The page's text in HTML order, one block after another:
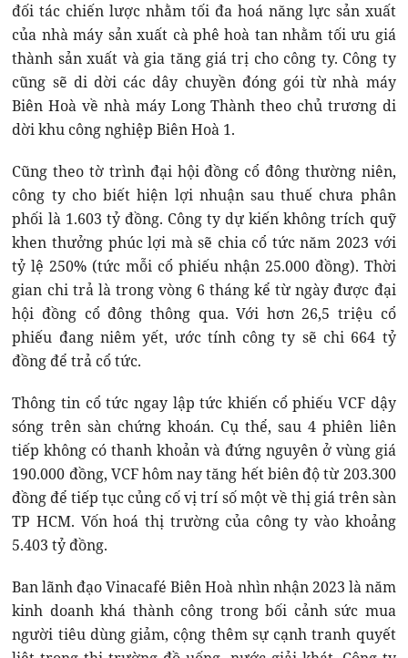
đối tác chiến lược nhằm tối đa hoá năng lực sản xuất
của nhà máy sản xuất cà phê hoà tan nhằm tối ưu giá
thành sản xuất và gia tăng giá trị cho công ty. Công ty
cũng sẽ di dời các dây chuyền đóng gói từ nhà máy
Biên Hoà về nhà máy Long Thành theo chủ trương di
dời khu công nghiệp Biên Hoà 1.
Cũng theo tờ trình đại hội đồng cổ đông thường niên,
công ty cho biết hiện lợi nhuận sau thuế chưa phân
phối là 1.603 tỷ đồng. Công ty dự kiến không trích quỹ
khen thưởng phúc lợi mà sẽ chia cổ tức năm 2023 với
tỷ lệ 250% (tức mỗi cổ phiếu nhận 25.000 đồng). Thời
gian chi trả là trong vòng 6 tháng kể từ ngày được đại
hội đồng cổ đông thông qua. Với hơn 26,5 triệu cổ
phiếu đang niêm yết, ước tính công ty sẽ chi 664 tỷ
đồng để trả cổ tức.
Thông tin cổ tức ngay lập tức khiến cổ phiếu VCF dậy
sóng trên sàn chứng khoán. Cụ thể, sau 4 phiên liên
tiếp không có thanh khoản và đứng nguyên ở vùng giá
190.000 đồng, VCF hôm nay tăng hết biên độ từ 203.300
đồng để tiếp tục củng cố vị trí số một về thị giá trên sàn
TP HCM. Vốn hoá thị trường của công ty vào khoảng
5.403 tỷ đồng.
Ban lãnh đạo Vinacafé Biên Hoà nhìn nhận 2023 là năm
kinh doanh khá thành công trong bối cảnh sức mua
người tiêu dùng giảm, cộng thêm sự cạnh tranh quyết